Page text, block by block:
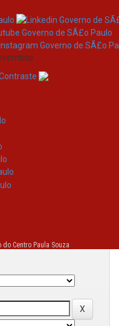
Centro Paula Souza